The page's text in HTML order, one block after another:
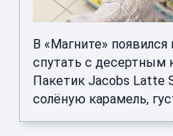
В «Магните»
спутать с десертным
Пакетик Jacobs Latte
солёную карамель,